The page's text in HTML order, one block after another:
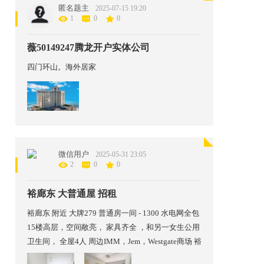
匿名题主
2025-07-15 19:20
1
0 0
薇50149247腾龙开户实体公司
四门环山。海外居家
微信用户
2025-05-31 23:05
2
0 0
裕廊东 大普通屋 招租
裕廊东 附近 大牌279 普通房一间 - 1300 水电网全包
15楼高层，空间敞亮， 家具齐全 ，和另一女生公用
卫生间， 全屋4人 周边IMM，Jem，Westgate商场 裕
廊东Jurong East 地铁站，步行10分钟到达 国大NUS/